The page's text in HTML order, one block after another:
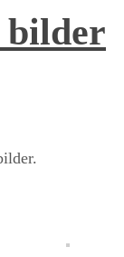
bilder